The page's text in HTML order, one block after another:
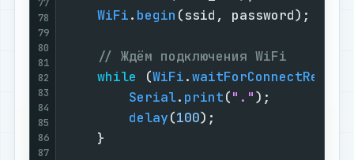
77
78
79
80
81
82
83
84
85
86
87
WiFi. begin (ssid, password);
// Ждём подключения WiFi
while (WiFi.waitForConnectResult
Serial. print(".");
delay(100);
    }